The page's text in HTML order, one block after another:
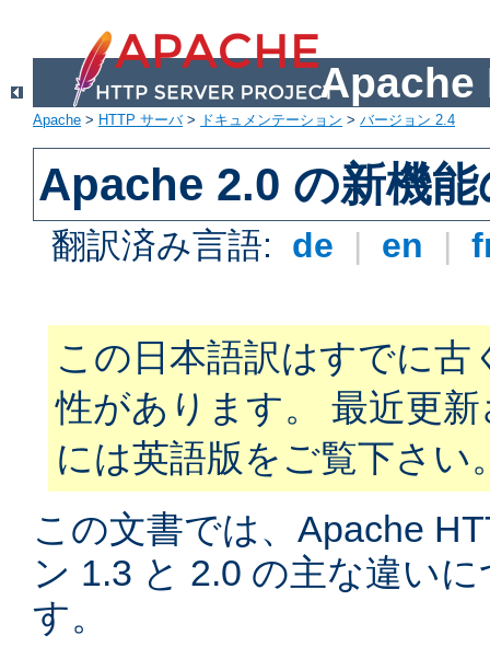
Apache
Apache > HTTP サーバ> ドキュメンテーション > バージョン 2.4
Apache 2.0 の新機能
翻訳済み言語: de | en |
この日本語訳はすでに古
性があります。 最近更
には英語版をご覧下さい
この文書では、Apache
ン 1.3 と 2.0 の主な違い
す。